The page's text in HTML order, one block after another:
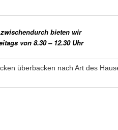
bieten wir
von 8.30 – 12.30 Uhr
überbacken nach Art des